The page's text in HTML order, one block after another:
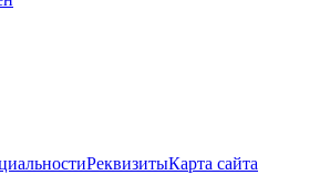
РеквизитыКарта сайта